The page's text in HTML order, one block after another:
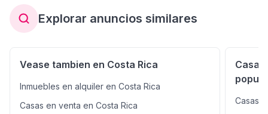
con arena blanca estilo resort. Los jardines, establos y
pozo privado refuerzan el carácter independiente,
galones y sistema de recolección de agua pluvial para
riego. Primer nivel: -Dormitorio grande que puede
funcionar como dormitorio principal -Distribución abierta
Terraza con vistas a la piscina y jardines exuberantes
alrededor -Baño completo con ducha interior/exterior -
Trastero y lavadero -Piscina -2 parqueos bajo techo y
debajo del garaje hay espacio de almacenamiento
Explorar anuncios similares
Vease tambien en Costa Rica
Inmuebles en alquiler en Costa Rica
Casas en venta en Costa Rica
Casas